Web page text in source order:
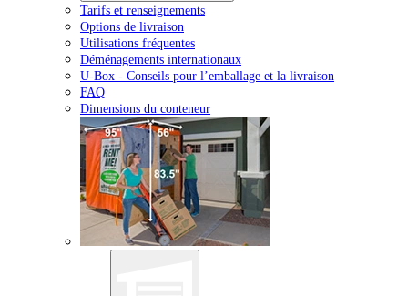
Tarifs et renseignements
Options de livraison
Utilisations fréquentes
Déménagements internationaux
U-Box - Conseils pour l’emballage et la livraison
FAQ
Dimensions du conteneur